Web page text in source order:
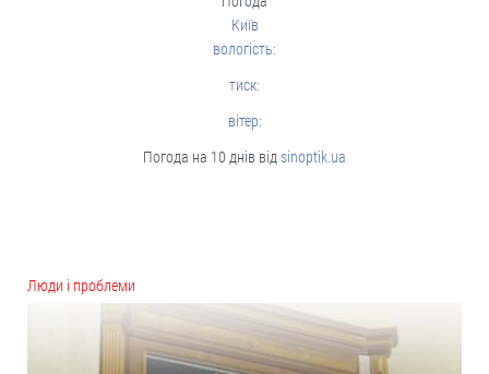
Київ
вологість:
тиск:
вітер:
Погода на 10 днів відsinoptik.ua
Люди і проблеми